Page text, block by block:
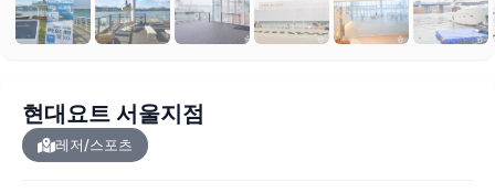
현대요트 서울지점
레저/스포츠